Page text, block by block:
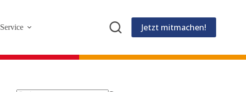
Service Jetzt mitmachen!